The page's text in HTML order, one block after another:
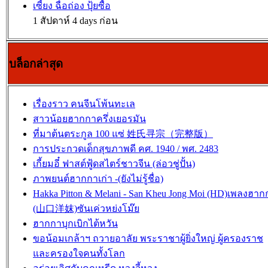
เซี้ยง ฉื่อถ่อง ปุ้ยซื้อ
1 สัปดาห์ 4 days ก่อน
บล็อกล่าสุด
เรื่องราว คนจีนโพ้นทะเล
สาวน้อยฮากกาครึ่งเยอรมัน
ที่มาต้นตระกูล 100 แซ่ 姓氏寻宗（完整版）
การประกวดเด็กสุขภาพดี คศ. 1940 / พศ. 2483
เกี้ยมอี๋ ฟาสต์ฟู้ดสไตร์ชาวจีน (ล่อวชู่ปั้น)
ภาพยนต์ฮากกาเก่า -(ยังไม่รู้ชื่อ)
Hakka Pitton & Melani - San Kheu Jong Moi (HD)เพลงฮาก
(山口洋妺)ซันเค่วหย่งโม๊ย
ฮากกาบุกเบิกไต้หวัน
ขอน้อมเกล้าฯ ถวายอาลัย พระราชาผู้ยิ่งใหญ่ ผู้ครองราช
และครองใจคนทั้งโลก